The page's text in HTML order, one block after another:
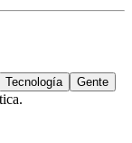
Tecnología Gente
.